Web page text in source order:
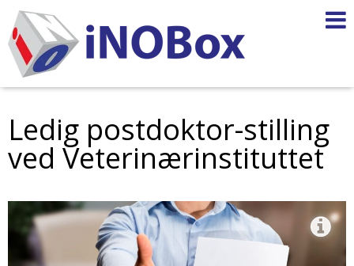
Ledig postdoktor-stilling
ved Veterinærinstituttet